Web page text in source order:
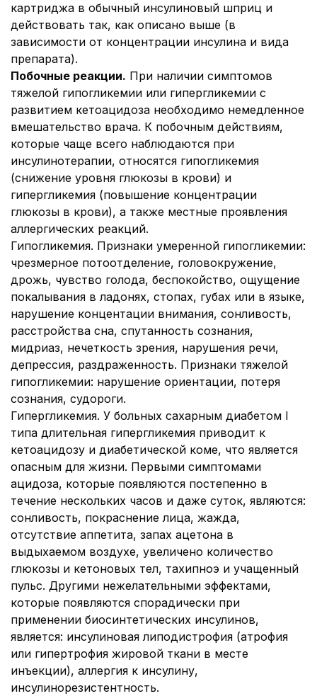
картриджа в обычный инсулиновый шприц и
действовать так, как описано выше (в
зависимости от концентрации инсулина и вида
препарата).
Побочные реакции. При наличии симптомов
тяжелой гипогликемии или гипергликемии с
развитием кетоацидоза необходимо немедленное
вмешательство врача. К побочным действиям,
которые чаще всего наблюдаются при
инсулинотерапии, относятся гипогликемия
(снижение уровня глюкозы в крови) и
гипергликемия (повышение концентрации
глюкозы в крови), а также местные проявления
аллергических реакций.
Гипогликемия. Признаки умеренной гипогликемии:
чрезмерное потоотделение, головокружение,
дрожь, чувство голода, беспокойство, ощущение
покалывания в ладонях, стопах, губах или в языке,
нарушение концентации внимания, сонливость,
расстройства сна, спутанность сознания,
мидриаз, нечеткость зрения, нарушения речи,
депрессия, раздраженность. Признаки тяжелой
гипогликемии: нарушение ориентации, потеря
сознания, судороги.
Гипергликемия. У больных сахарным диабетом I
типа длительная гипергликемия приводит к
кетоацидозу и диабетической коме, что является
опасным для жизни. Первыми симптомами
ацидоза, которые появляются постепенно в
течение нескольких часов и даже суток, являются:
сонливость, покраснение лица, жажда,
отсутствие аппетита, запах ацетона в
выдыхаемом воздухе, увеличено количество
глюкозы и кетоновых тел, тахипноэ и учащенный
пульс. Другими нежелательными эффектами,
которые появляются спорадически при
применении биосинтетических инсулинов,
является: инсулиновая липодистрофия (атрофия
или гипертрофия жировой ткани в месте
инъекции), аллергия к инсулину,
инсулинорезистентность.